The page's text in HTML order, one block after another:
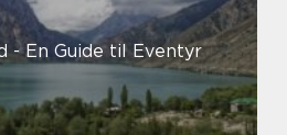
- En Guide til Eventyr